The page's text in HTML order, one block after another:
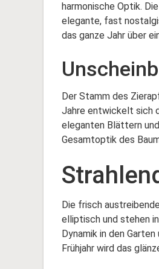
harmonische Optik.
elegante, fast
das ganze Jahr über
Der Stamm des
Jahre entwickelt sich
eleganten Blättern
Gesamtoptik des
Die frisch
elliptisch und stehen
Dynamik in den
Frühjahr wird das